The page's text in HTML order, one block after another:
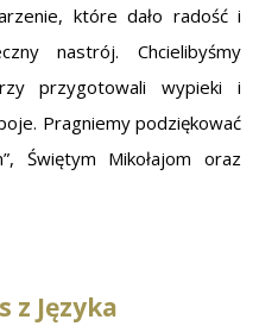
które dało radość i
nastrój. Chcielibyśmy
przygotowali wypieki i
Pragniemy podziękować
Świętym Mikołajom oraz
z Języka